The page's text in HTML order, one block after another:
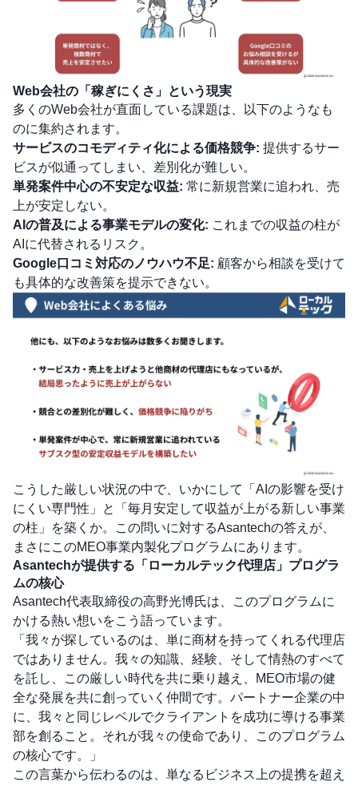
Web会社の「稼ぎにくさ」という現実
多くのWeb会社が直面している課題は、以下のようなも
のに集約されます。
サービスのコモディティ化による価格競争: 提供するサー
ビスが似通ってしまい、差別化が難しい。
単発案件中心の不安定な収益: 常に新規営業に追われ、売
上が安定しない。
AIの普及による事業モデルの変化: これまでの収益の柱が
AIに代替されるリスク。
Google口コミ対応のノウハウ不足: 顧客から相談を受けて
も具体的な改善策を提示できない。
こうした厳しい状況の中で、いかにして「AIの影響を受け
にくい専門性」と「毎月安定して収益が上がる新しい事業
の柱」を築くか。この問いに対するAsantechの答えが、
まさにこのMEO事業内製化プログラムにあります。
Asantechが提供する「ローカルテック代理店」プログラ
ムの核心
Asantech代表取締役の高野光博氏は、このプログラムに
かける熱い想いをこう語っています。
「我々が探しているのは、単に商材を持ってくれる代理店
ではありません。我々の知識、経験、そして情熱のすべて
を託し、この厳しい時代を共に乗り越え、MEO市場の健
全な発展を共に創っていく仲間です。パートナー企業の中
に、我々と同じレベルでクライアントを成功に導ける事業
部を創ること。それが我々の使命であり、このプログラム
の核心です。」
この言葉から伝わるのは、単なるビジネス上の提携を超え